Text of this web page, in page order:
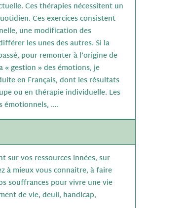
Ces thérapies nécessitent un
Ces exercices consistent
une modification des
les unes des autres. Si la
pour remonter à l’origine de
« gestion » des émotions, je
en Français, dont les résultats
ou en thérapie individuelle. Les
émotionnels, ….
sur vos ressources innées, sur
à mieux vous connaitre, à faire
souffrances pour vivre une vie
de vie, deuil, handicap,